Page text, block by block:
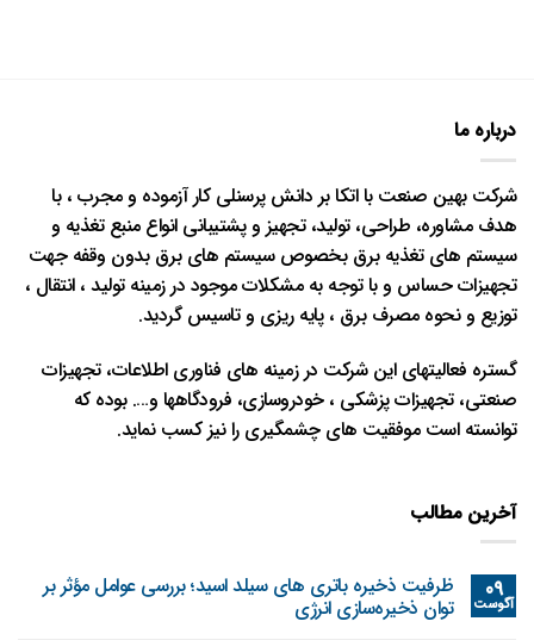
درباره ما
شرکت بهین صنعت با اتکا بر دانش پرسنلی کار آزموده و مجرب ، با
هدف مشاوره، طراحی، تولید، تجهیز و پشتیبانی انواع منبع تغذیه و
سیستم های تغذیه برق بخصوص سیستم های برق بدون وقفه جهت
تجهیزات حساس و با توجه به مشکلات موجود در زمینه تولید ، انتقال ،
توزیع و نحوه مصرف برق ، پایه ریزی و تاسیس گردید.
گستره فعالیتهای این شرکت در زمینه های فناوری اطلاعات، تجهیزات
صنعتی، تجهیزات پزشکی ، خودروسازی، فرودگاهها و…. بوده که
توانسته است موفقیت های چشمگیری را نیز کسب نماید.
آخرین مطالب
09
آگوست
ظرفیت ذخیره باتری های سیلد اسید؛ بررسی عوامل مؤثر بر
توان ذخیره‌سازی انرژی